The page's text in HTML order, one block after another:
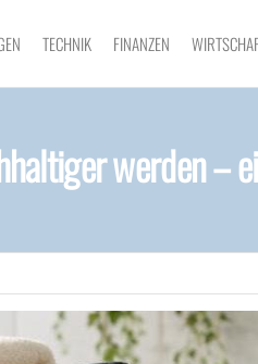
TECHNIK FINANZEN
werden –